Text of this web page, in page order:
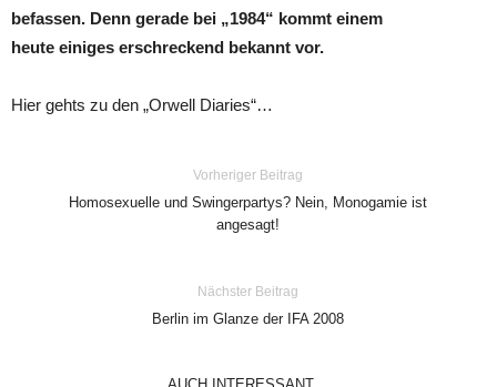
befassen. Denn gerade bei „1984“ kommt einem
heute einiges erschreckend bekannt vor.
Hier gehts zu den „Orwell Diaries“…
Vorheriger Beitrag
Homosexuelle und Swingerpartys? Nein, Monogamie ist
angesagt!
Nächster Beitrag
Berlin im Glanze der IFA 2008
AUCH INTERESSANT